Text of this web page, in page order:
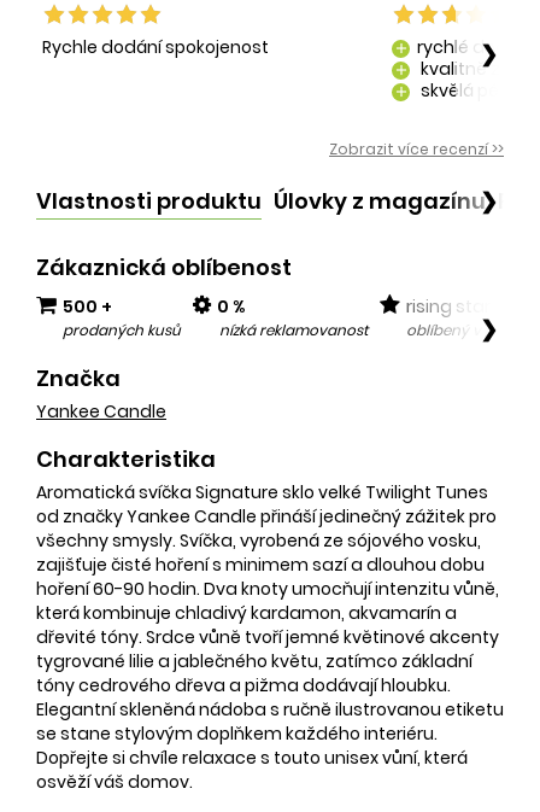
Rychle dodání spokojenost add rychlé dodání
add kvalitně
add skvělá péče o
❯
Zobrazit více recenzí >>
Vlastnosti produktu Úlovky z magazínu❯
Zákaznická oblíbenost
500 +
prodaných kusů
0 %
nízká reklamovanost
rising star
oblíbený v❯
Značka
Yankee Candle
Charakteristika
Aromatická svíčka Signature sklo velké Twilight Tunes
od značky Yankee Candle přináší jedinečný zážitek pro
všechny smysly. Svíčka, vyrobená ze sójového vosku,
zajišťuje čisté hoření s minimem sazí a dlouhou dobu
hoření 60-90 hodin. Dva knoty umocňují intenzitu vůně,
která kombinuje chladivý kardamon, akvamarín a
dřevité tóny. Srdce vůně tvoří jemné květinové akcenty
tygrované lilie a jablečného květu, zatímco základní
tóny cedrového dřeva a pižma dodávají hloubku.
Elegantní skleněná nádoba s ručně ilustrovanou etiketu
se stane stylovým doplňkem každého interiéru.
Dopřejte si chvíle relaxace s touto unisex vůní, která
osvěží váš domov.